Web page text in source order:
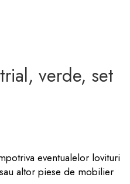
verde, set
eventualelor lovituri
altor piese de mobilier